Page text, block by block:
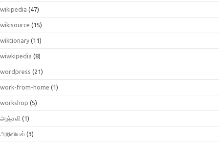
wikipedia (47)
wikisource (15)
wiktionary (11)
wiwkipedia (8)
wordpress (21)
work-from-home (1)
workshop (5)
அஞ்சலி (1)
அறிவியல் (3)